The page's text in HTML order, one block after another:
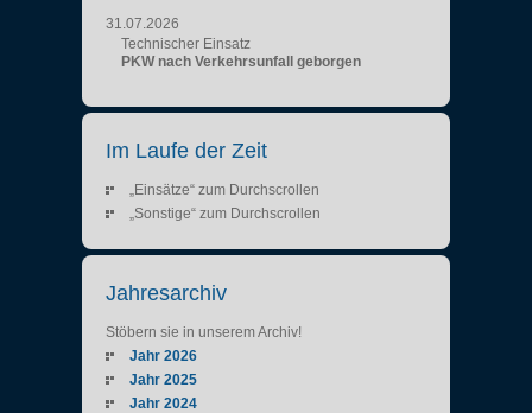
31.07.2026
Technischer Einsatz
PKW nach Verkehrsunfall geborgen
Im Laufe der Zeit
„Einsätze“ zum Durchscrollen
„Sonstige“ zum Durchscrollen
Jahresarchiv
Stöbern sie in unserem Archiv!
Jahr 2026
Jahr 2025
Jahr 2024